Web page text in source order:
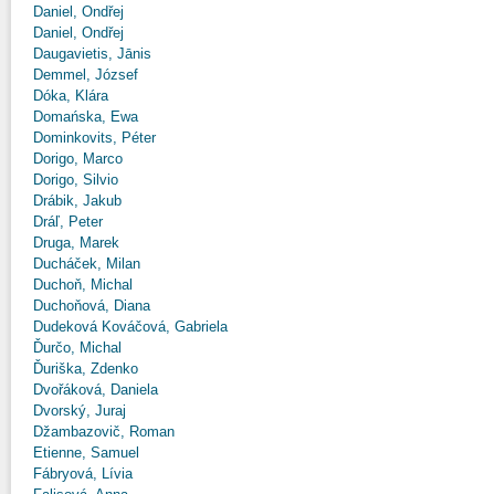
Daniel, Ondřej
Daniel, Ondřej
Daugavietis, Jānis
Demmel, József
Dóka, Klára
Domańska, Ewa
Dominkovits, Péter
Dorigo, Marco
Dorigo, Silvio
Drábik, Jakub
Dráľ, Peter
Druga, Marek
Ducháček, Milan
Duchoň, Michal
Duchoňová, Diana
Dudeková Kováčová, Gabriela
Ďurčo, Michal
Ďuriška, Zdenko
Dvořáková, Daniela
Dvorský, Juraj
Džambazovič, Roman
Etienne, Samuel
Fábryová, Lívia